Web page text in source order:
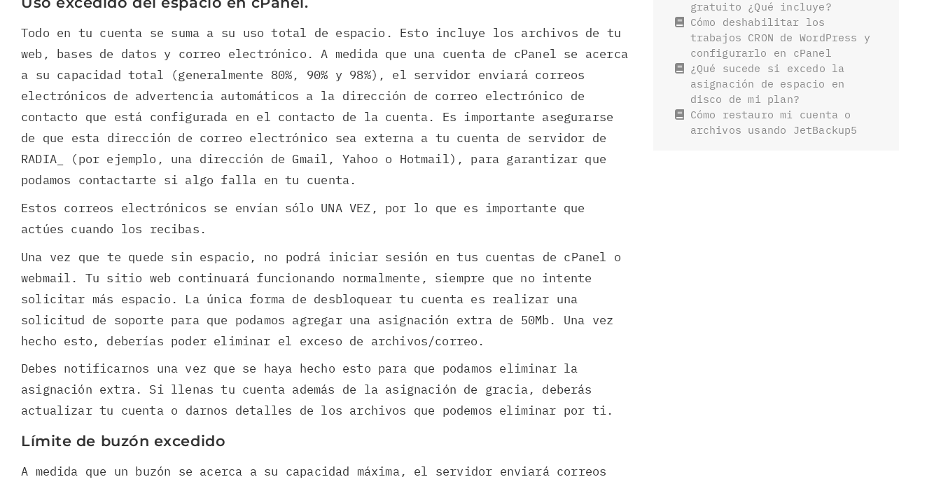
Todo en tu cuenta se suma a su uso total de espacio. Esto incluye los archivos de tu
web, bases de datos y correo electrónico. A medida que una cuenta de cPanel se acerca
a su capacidad total (generalmente 80%, 90% y 98%), el servidor enviará correos
electrónicos de advertencia automáticos a la dirección de correo electrónico de
contacto que está configurada en el contacto de la cuenta. Es importante asegurarse
de que esta dirección de correo electrónico sea externa a tu cuenta de servidor de
RADIA_ (por ejemplo, una dirección de Gmail, Yahoo o Hotmail), para garantizar que
podamos contactarte si algo falla en tu cuenta.
Estos correos electrónicos se envían sólo UNA VEZ, por lo que es importante que
actúes cuando los recibas.
Una vez que te quede sin espacio, no podrá iniciar sesión en tus cuentas de cPanel o
webmail. Tu sitio web continuará funcionando normalmente, siempre que no intente
solicitar más espacio. La única forma de desbloquear tu cuenta es realizar una
solicitud de soporte para que podamos agregar una asignación extra de 50Mb. Una vez
hecho esto, deberías poder eliminar el exceso de archivos/correo.
Debes notificarnos una vez que se haya hecho esto para que podamos eliminar la
asignación extra. Si llenas tu cuenta además de la asignación de gracia, deberás
actualizar tu cuenta o darnos detalles de los archivos que podemos eliminar por ti.
Límite de buzón excedido
A medida que un buzón se acerca a su capacidad máxima, el servidor enviará correos
gratuito ¿Qué incluye?
Cómo deshabilitar los
trabajos CRON de WordPress y
configurarlo en cPanel
¿Qué sucede si excedo la
asignación de espacio en
disco de mi plan?
Cómo restauro mi cuenta o
archivos usando JetBackup5